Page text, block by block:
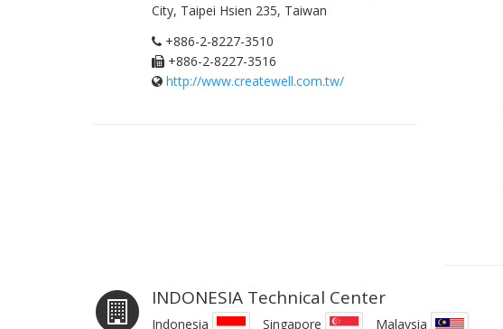
City, Taipei Hsien 235, Taiwan
+886-2-8227-3510
+886-2-8227-3516
http://www.createwell.com.tw/
INDONESIA Technical Center
Indonesia Singapore Malaysia